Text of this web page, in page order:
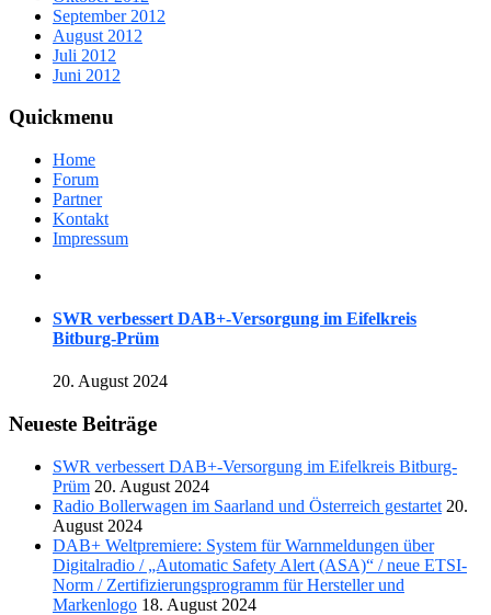
September 2012
August 2012
Juli 2012
Juni 2012
Quickmenu
Home
Forum
Partner
Kontakt
Impressum
SWR verbessert DAB+-Versorgung im Eifelkreis
Bitburg-Prüm
20. August 2024
Neueste Beiträge
SWR verbessert DAB+-Versorgung im Eifelkreis Bitburg-
Prüm 20. August 2024
Radio Bollerwagen im Saarland und Österreich gestartet 20.
August 2024
DAB+ Weltpremiere: System für Warnmeldungen über
Digitalradio / „Automatic Safety Alert (ASA)“ / neue ETSI-
Norm / Zertifizierungsprogramm für Hersteller und
Markenlogo 18. August 2024